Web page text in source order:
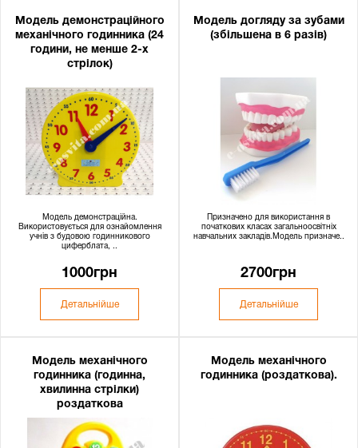
Модель демонстраційного
механічного годинника (24
години, не менше 2-х
стрілок)
Модель демонстраційна.
Використовується для ознайомлення
учнів з будовою годинникового
циферблата, ..
1000грн
Детальнійше
Модель догляду за зубами
(збільшена в 6 разів)
Призначено для використання в
початкових класах загальноосвітніх
навчальних закладів.Модель призначе..
2700грн
Детальнійше
Модель механічного
годинника (годинна,
хвилинна стрілки)
роздаткова
Модель механічного
годинника (роздаткова).